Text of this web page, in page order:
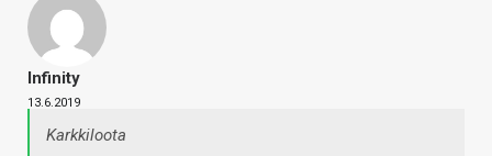
Infinity
13.6.2019
Karkkiloota